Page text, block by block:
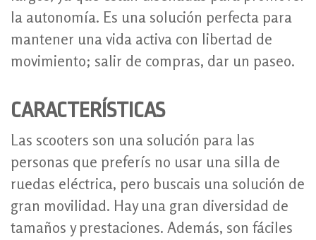
la autonomía. Es una solución perfecta para
mantener una vida activa con libertad de
movimiento; salir de compras, dar un paseo.
CARACTERÍSTICAS
Las scooters son una solución para las
personas que preferís no usar una silla de
ruedas eléctrica, pero buscais una solución de
gran movilidad. Hay una gran diversidad de
tamaños y prestaciones. Además, son fáciles